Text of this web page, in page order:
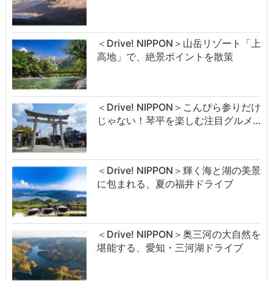
＜Drive! NIPPON＞山岳リゾート「上
高地」で、絶景ポイントを散策
＜Drive! NIPPON＞こんぴら参りだけ
じゃない！琴平を楽しむ注目グルメ…
＜Drive! NIPPON＞輝く海と湖の美景
に包まれる、夏の福井ドライブ
＜Drive! NIPPON＞奥三河の大自然を
堪能する、愛知・三河湖ドライブ